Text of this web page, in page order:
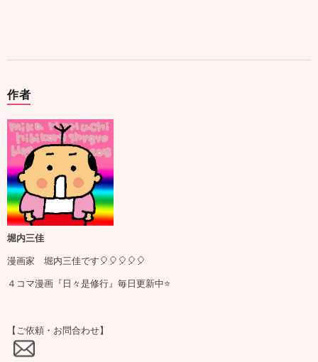
作者
堀内三佳
漫画家 堀内三佳です🎈🎈🎈🎈🎈
４コマ漫画『日々是修行』毎日更新中⭐️
【ご依頼・お問合わせ】